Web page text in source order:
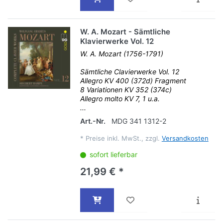
W. A. Mozart - Sämtliche
Klavierwerke Vol. 12
W. A. Mozart (1756-1791)
Sämtliche Clavierwerke Vol. 12
Allegro KV 400 (372d) Fragment
8 Variationen KV 352 (374c)
Allegro molto KV 7, 1 u.a.
...
Art.-Nr.
MDG 341 1312-2
* Preise inkl. MwSt., zzgl. Versandkosten
sofort lieferbar
21,99 € *